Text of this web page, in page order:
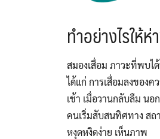
ทำอย่างไรให้
สมองเสื่อม ภาวะที่พบไ
ได้แก่ การเสื่อมลงของค
เช้า เมื่อวานกลับลืม น
คนเริ่มสับสนทิศทาง สถ
หงุดหงิดง่าย เห็นภาพ